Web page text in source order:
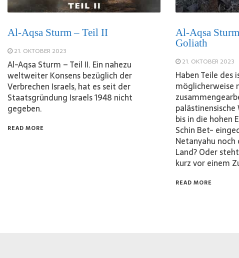
Al-Aqsa Sturm – Teil II
21. OKTOBER 2023
Al-Aqsa Sturm – Teil II. Ein nahezu
weltweiter Konsens bezüglich der
Verbrechen Israels, hat es seit der
Staatsgründung Israels 1948 nicht
gegeben.
READ MORE
Al-Aqsa
Goliath
21. OKTOBER 2023
Haben Teile des
möglicherweise
bis in die hohen
Schin Bet-
Netanyahu
Land? Oder
kurz vor einem
READ MORE